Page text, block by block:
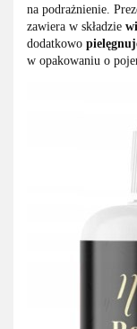
na podrażnienie.
zawiera w składzie
dodatkowo
w opakowaniu o